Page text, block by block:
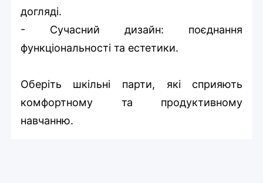
догляді.
- Сучасний дизайн: поєднання
функціональності та естетики.
Оберіть шкільні парти, які сприяють
комфортному та продуктивному
навчанню.